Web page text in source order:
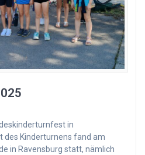
in
des Kinderturnens fand am
in Ravensburg statt, nämlich